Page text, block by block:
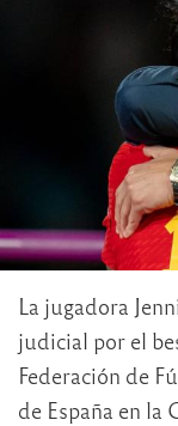
La jugadora
judicial por el
Federación de
de España en la